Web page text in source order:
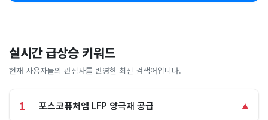
실시간 급상승 키워드
현재 사용자들의 관심사를 반영한 최신 검색어입니다.
1 포스코퓨처엠 LFP 양극재 공급 ▲